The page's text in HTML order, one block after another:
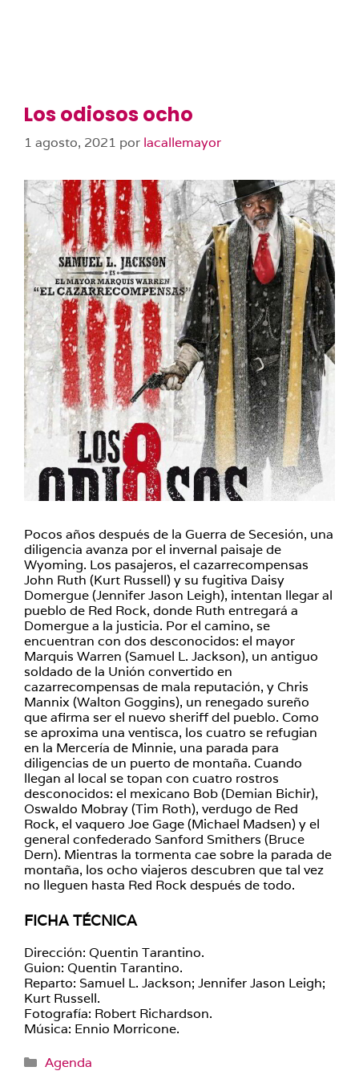
Los odiosos ocho
1 agosto, 2021 por lacallemayor
Pocos años después de la Guerra de Secesión, una
diligencia avanza por el invernal paisaje de
Wyoming. Los pasajeros, el cazarrecompensas
John Ruth (Kurt Russell) y su fugitiva Daisy
Domergue (Jennifer Jason Leigh), intentan llegar al
pueblo de Red Rock, donde Ruth entregará a
Domergue a la justicia. Por el camino, se
encuentran con dos desconocidos: el mayor
Marquis Warren (Samuel L. Jackson), un antiguo
soldado de la Unión convertido en
cazarrecompensas de mala reputación, y Chris
Mannix (Walton Goggins), un renegado sureño
que afirma ser el nuevo sheriff del pueblo. Como
se aproxima una ventisca, los cuatro se refugian
en la Mercería de Minnie, una parada para
diligencias de un puerto de montaña. Cuando
llegan al local se topan con cuatro rostros
desconocidos: el mexicano Bob (Demian Bichir),
Oswaldo Mobray (Tim Roth), verdugo de Red
Rock, el vaquero Joe Gage (Michael Madsen) y el
general confederado Sanford Smithers (Bruce
Dern). Mientras la tormenta cae sobre la parada de
montaña, los ocho viajeros descubren que tal vez
no lleguen hasta Red Rock después de todo.
FICHA TÉCNICA
Dirección: Quentin Tarantino.
Guion: Quentin Tarantino.
Reparto: Samuel L. Jackson; Jennifer Jason Leigh;
Kurt Russell.
Fotografía: Robert Richardson.
Música: Ennio Morricone.
Categorías
Agenda